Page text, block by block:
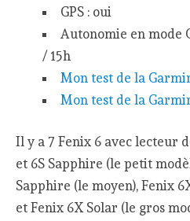
GPS : oui
Autonomie en mode
/ 15h
Mon test de la
Mon test de la
Il y a 7 Fenix 6 avec lecteur
et 6S Sapphire (le petit
Sapphire (le moyen), Fenix
et Fenix 6X Solar (le gros